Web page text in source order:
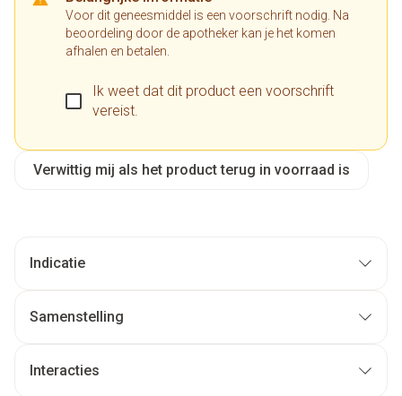
Voor dit geneesmiddel is een voorschrift nodig. Na
beoordeling door de apotheker kan je het komen
afhalen en betalen.
Ik weet dat dit product een voorschrift
vereist.
Verwittig mij als het product terug in voorraad is
Indicatie
Samenstelling
Interacties